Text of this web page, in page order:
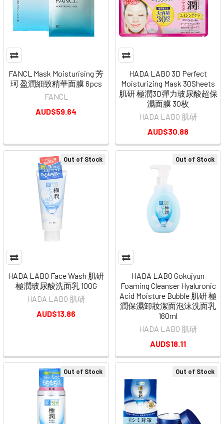
FANCL Mask Moisturising 芳
珂 盈潤細致精華面膜 6pcs
FANCL
AUD$59.64
HADA LABO 3D Perfect
Moisturizing Mask 30Sheets
肌研 極潤3D彈力玻尿酸超保
濕面膜 30枚
HADA LABO 肌研
AUD$30.88
Out of Stock
HADA LABO Face Wash 肌研
極潤玻尿酸洗面乳 100G
HADA LABO 肌研
AUD$13.86
Out of Stock
HADA LABO Gokujyun
Foaming Cleanser Hyaluronic
Acid Moisture Bubble 肌研 極
潤保濕卸妝潔面泡沫洗面乳
160ml
HADA LABO 肌研
AUD$18.11
Out of Stock Out of Stock